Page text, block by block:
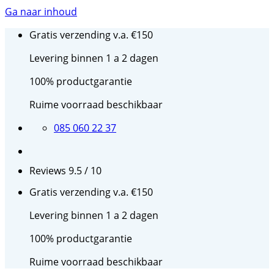
Ga naar inhoud
Gratis verzending v.a. €150
Levering binnen 1 a 2 dagen
100% productgarantie
Ruime voorraad beschikbaar
085 060 22 37
Reviews 9.5 / 10
Gratis verzending v.a. €150
Levering binnen 1 a 2 dagen
100% productgarantie
Ruime voorraad beschikbaar